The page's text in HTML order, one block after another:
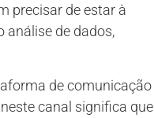
precisar de estar à
de dados,
de comunicação
canal significa que